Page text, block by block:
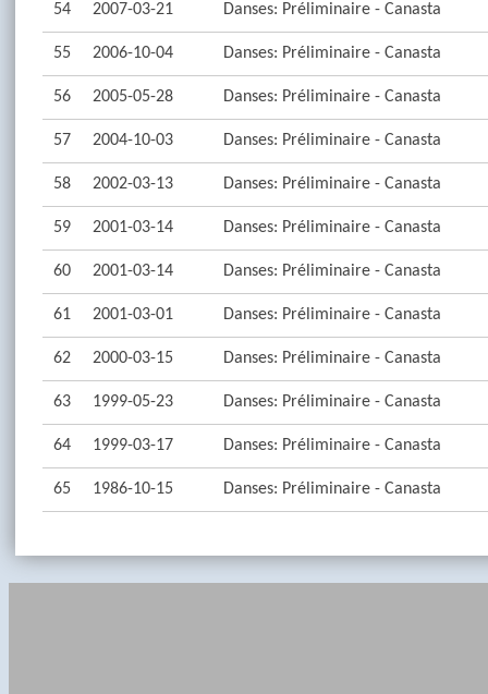
54 2007-03-21 Danses: Préliminaire - Canasta
55 2006-10-04 Danses: Préliminaire - Canasta
56 2005-05-28 Danses: Préliminaire - Canasta
57 2004-10-03 Danses: Préliminaire - Canasta
58 2002-03-13 Danses: Préliminaire - Canasta
59 2001-03-14 Danses: Préliminaire - Canasta
60 2001-03-14 Danses: Préliminaire - Canasta
61 2001-03-01 Danses: Préliminaire - Canasta
62 2000-03-15 Danses: Préliminaire - Canasta
63 1999-05-23 Danses: Préliminaire - Canasta
64 1999-03-17 Danses: Préliminaire - Canasta
65 1986-10-15 Danses: Préliminaire - Canasta